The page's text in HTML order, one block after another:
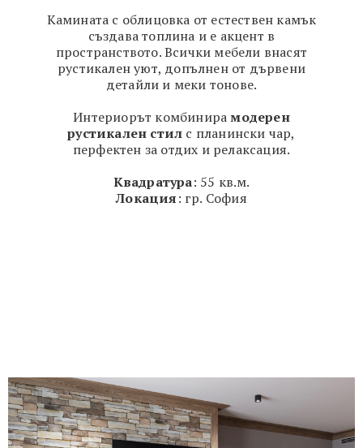
Камината с облицовка от естествен камък
създава топлина и е акцент в
пространството. Всички мебели внасят
рустикален уют, допълнен от дървени
детайли и меки тонове.
Интериорът комбинирамодерен
рустикален стил с планински чар,
перфектен за отдих и релаксация.
Квадратура: 55 кв.м.
Локация: гр. София